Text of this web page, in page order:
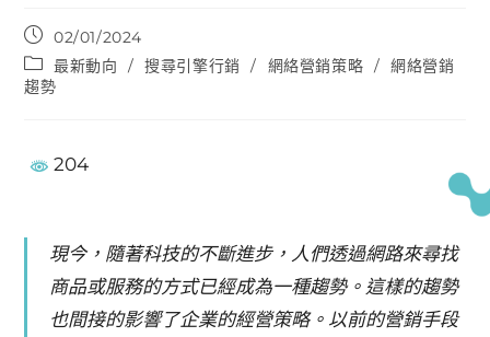
02/01/2024
最新動向
/ 搜尋引擎行銷 / 網絡營銷策略 / 網絡營銷
趨勢
204
現今，隨著科技的不斷進步，人們透過網路來尋找
商品或服務的方式已經成為一種趨勢。這樣的趨勢
也間接的影響了企業的經營策略。以前的營銷手段